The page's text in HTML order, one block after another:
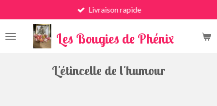
au
contenu
principal
Les Bougies de Phénixx
Livraison rapide
L'étincelle de l'humour